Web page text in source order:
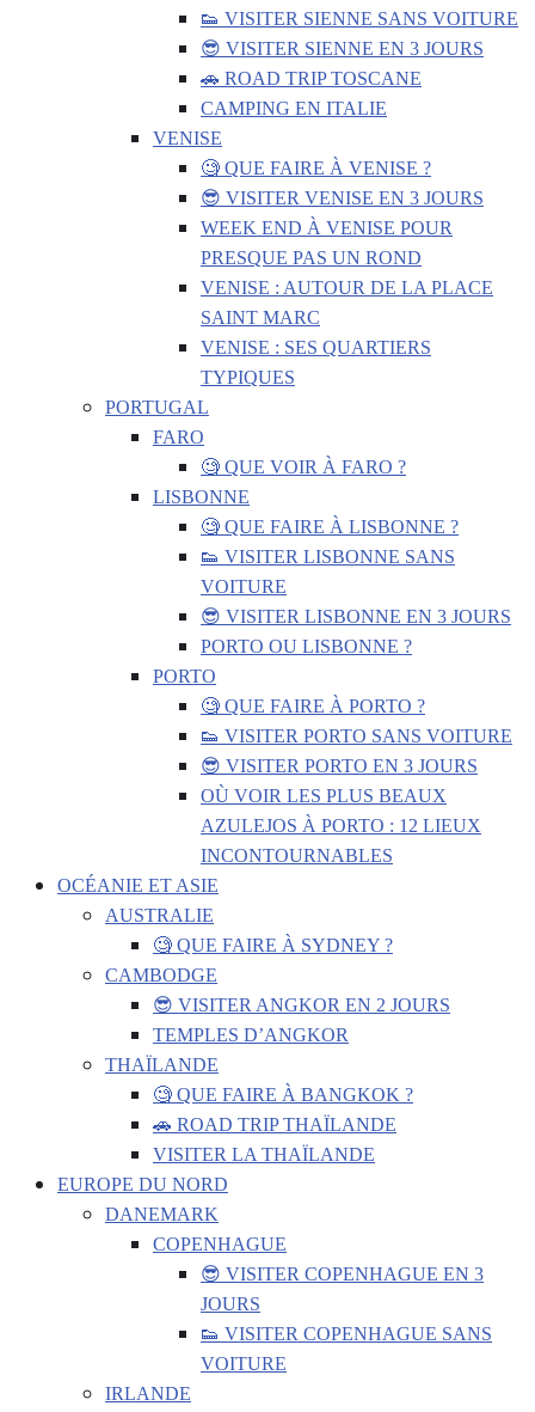
👟 VISITER SIENNE SANS VOITURE
😎 VISITER SIENNE EN 3 JOURS
🚗 ROAD TRIP TOSCANE
CAMPING EN ITALIE
VENISE
🧐 QUE FAIRE À VENISE ?
😎 VISITER VENISE EN 3 JOURS
WEEK END À VENISE POUR
PRESQUE PAS UN ROND
VENISE : AUTOUR DE LA PLACE
SAINT MARC
VENISE : SES QUARTIERS
TYPIQUES
PORTUGAL
FARO
🧐 QUE VOIR À FARO ?
LISBONNE
🧐 QUE FAIRE À LISBONNE ?
👟 VISITER LISBONNE SANS
VOITURE
😎 VISITER LISBONNE EN 3 JOURS
PORTO OU LISBONNE ?
PORTO
🧐 QUE FAIRE À PORTO ?
👟 VISITER PORTO SANS VOITURE
😎 VISITER PORTO EN 3 JOURS
OÙ VOIR LES PLUS BEAUX
AZULEJOS À PORTO : 12 LIEUX
INCONTOURNABLES
OCÉANIE ET ASIE
AUSTRALIE
🧐 QUE FAIRE À SYDNEY ?
CAMBODGE
😎 VISITER ANGKOR EN 2 JOURS
TEMPLES D’ANGKOR
THAÏLANDE
🧐 QUE FAIRE À BANGKOK ?
🚗 ROAD TRIP THAÏLANDE
VISITER LA THAÏLANDE
EUROPE DU NORD
DANEMARK
COPENHAGUE
😎 VISITER COPENHAGUE EN 3
JOURS
👟 VISITER COPENHAGUE SANS
VOITURE
IRLANDE